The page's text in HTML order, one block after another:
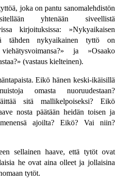
joka on pantu sanomalehdistön
yhtenään siveellistä
kirjoituksissa: »Nykyaikaisen
tähden nykyaikainen tyttö on
ja »Osaako
(vastaus kielteinen).
Eikö hänen keski-ikäisillä
omasta nuoruudestaan?
sitä mallikelpoiseksi? Eikö
nosta päätään heidän toisen ja
ajoilta? Eikö? Vai niin?
sellainen haave, että tytöt ovat
he ovat aina olleet ja jollaisina
tytöt.